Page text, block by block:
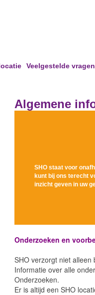
Veelgestelde vragen
Algemene
SHO staat voor
kunt bij ons terecht
inzicht geven in uw
Onderzoeken en
SHO verzorgt niet alleen
Informatie over alle
Onderzoeken.
Er is altijd een SHO